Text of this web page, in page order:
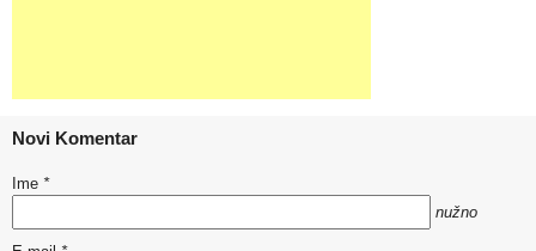
Novi Komentar
Ime *
nužno